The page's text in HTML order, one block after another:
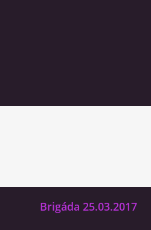
Brigáda 25.03.2017